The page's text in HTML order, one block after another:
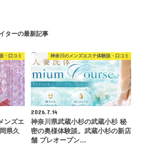
ターの最新記事
・口コミ
ンズエ
県久
神奈川のメンズエステ体験談・口コミ
2026.7.14
神奈川県武蔵小杉の武蔵小杉 秘
密の奥様体験談。武蔵小杉の新店
舗 プレオープン…